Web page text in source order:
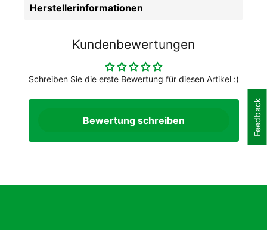
Herstellerinformationen
Kundenbewertungen
Schreiben Sie die erste Bewertung für diesen Artikel :)
Bewertung schreiben Feedback